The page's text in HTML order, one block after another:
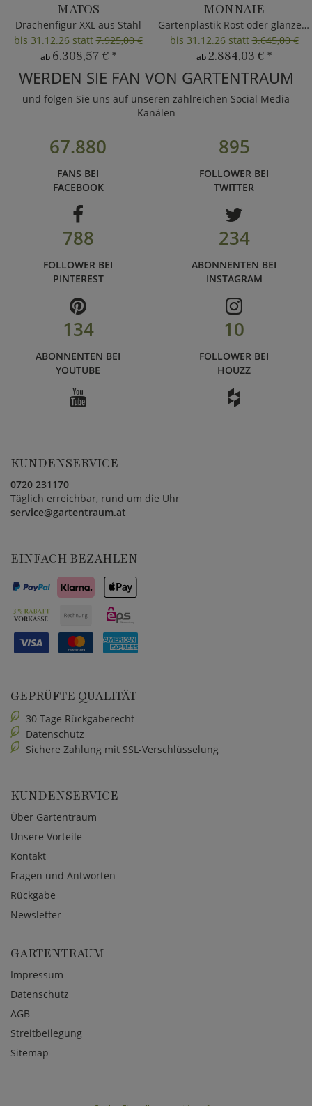
MATOS
Drachenfigur XXL aus Stahl
bis 31.12.26 statt7.925,00 €
ab 6.308,57 € *
MONNAIE
Gartenplastik Rost oder glänzend
bis 31.12.26 statt3.645,00 €
ab2.884,03 € *
WERDEN SIE FAN VON GARTENTRAUM
und folgen Sie uns auf unseren zahlreichen Social Media
Kanälen
67.880
FANS BEI
FACEBOOK
895
FOLLOWER BEI
TWITTER
788
FOLLOWER BEI
PINTEREST
234
ABONNENTEN BEI
INSTAGRAM
134
ABONNENTEN BEI
YOUTUBE
10
FOLLOWER BEI
HOUZZ
KUNDENSERVICE
0720 231170
Täglich erreichbar, rund um die Uhr
service@gartentraum.at
EINFACH BEZAHLEN
GEPRÜFTE QUALITÄT
30 Tage Rückgaberecht
Datenschutz
Sichere Zahlung mit SSL-Verschlüsselung
KUNDENSERVICE
Über Gartentraum
Unsere Vorteile
Kontakt
Fragen und Antworten
Rückgabe
Newsletter
GARTENTRAUM
Impressum
Datenschutz
AGB
Streitbeilegung
Sitemap